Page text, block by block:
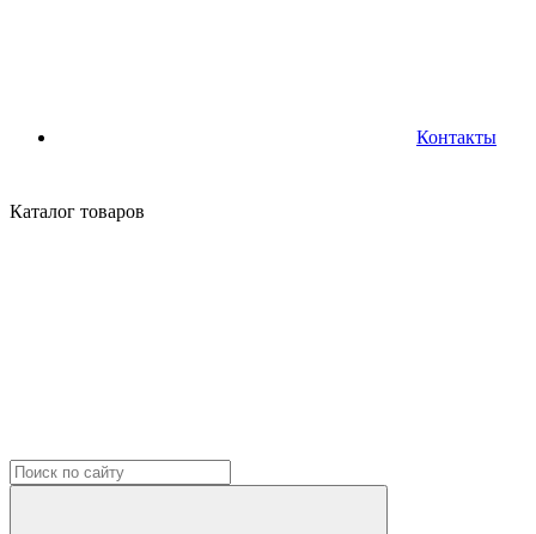
Контакты
Каталог товаров